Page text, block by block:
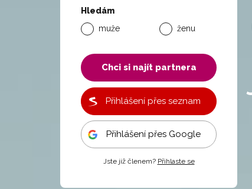
Hledám
muže
ženu
Chci si najít partnera
Přihlášení přes seznam
Přihlášení přes Google
Jste již členem? Přihlaste se